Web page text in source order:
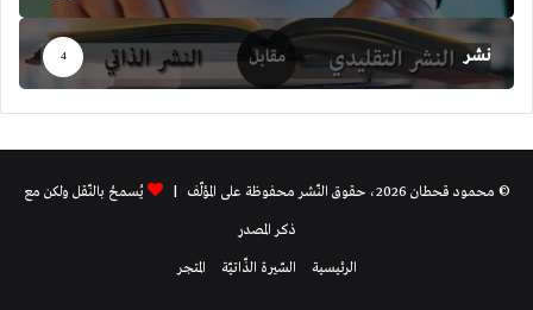
نشر 4
© محمود قحطان 2026، حقوق النّشر محفوظة على المؤلّف |
يُسمحُ بالنّقل ولكن مع
ذكر المصدر
الرئيسية
السّيرة الذّاتيّة المتجر